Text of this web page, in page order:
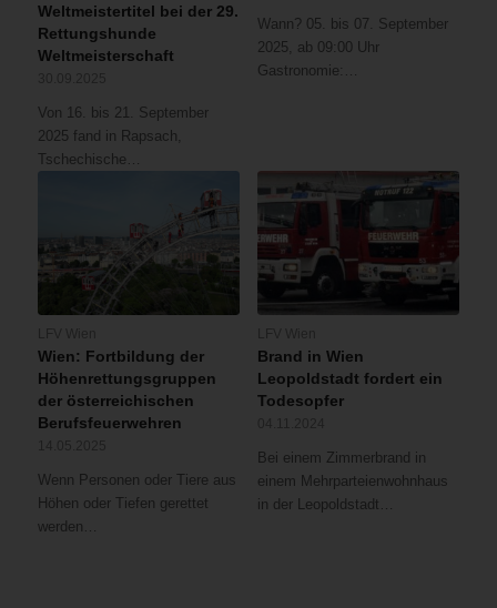
Weltmeistertitel bei der 29.
Rettungshunde
Weltmeisterschaft
Von 16. bis 21. September
2025 fand in Rapsach,
Tschechische…
Wann? 05. bis 07. September
2025, ab 09:00 Uhr
Gastronomie:…
Wien: Fortbildung der
Höhenrettungsgruppen
der österreichischen
Berufsfeuerwehren
Wenn Personen oder Tiere aus
Höhen oder Tiefen gerettet
werden…
Brand in Wien
Leopoldstadt fordert ein
Todesopfer
Bei einem Zimmerbrand in
einem Mehrparteienwohnhaus
in der Leopoldstadt…